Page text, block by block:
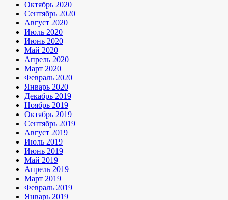
Октябрь 2020
Сентябрь 2020
Август 2020
Июль 2020
Июнь 2020
Май 2020
Апрель 2020
Март 2020
Февраль 2020
Январь 2020
Декабрь 2019
Ноябрь 2019
Октябрь 2019
Сентябрь 2019
Август 2019
Июль 2019
Июнь 2019
Май 2019
Апрель 2019
Март 2019
Февраль 2019
Январь 2019